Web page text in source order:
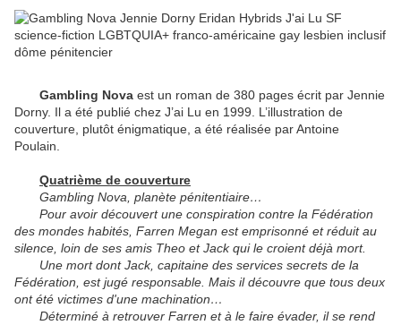
Gambling Nova est un roman de 380 pages écrit par Jennie
Dorny. Il a été publié chez J’ai Lu en 1999. L’illustration de
couverture, plutôt énigmatique, a été réalisée par Antoine
Poulain.
Quatrième de couverture
Gambling Nova, planète pénitentiaire…
Pour avoir découvert une conspiration contre la Fédération
des mondes habités, Farren Megan est emprisonné et réduit au
silence, loin de ses amis Theo et Jack qui le croient déjà mort.
Une mort dont Jack, capitaine des services secrets de la
Fédération, est jugé responsable. Mais il découvre que tous deux
ont été victimes d'une machination…
Déterminé à retrouver Farren et à le faire évader, il se rend